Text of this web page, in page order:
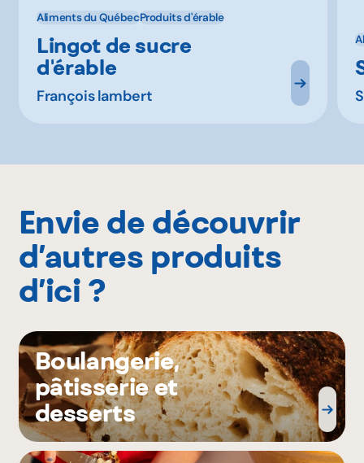
Aliments du QuébecProduits d'érable
Lingot de sucre
d'érable
François lambert
Envie de découvrir
d’autres produits
d’ici ?
Boulangerie,
pâtisserie et
desserts